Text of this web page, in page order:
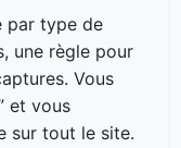
par type de
une règle pour
Vous
et vous
sur tout le site.